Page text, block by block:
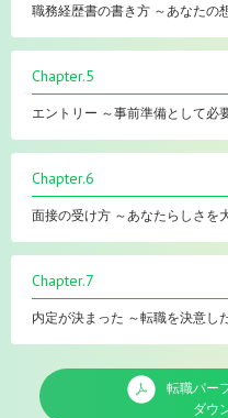
職務経歴書の書き方 ～あなたの
Chapter.5
エントリー ～事前準備として必
Chapter.6
面接の受け方 ～あなたらしさを
Chapter.7
内定が決まった ～転職を決意し
転職パー
ダウ